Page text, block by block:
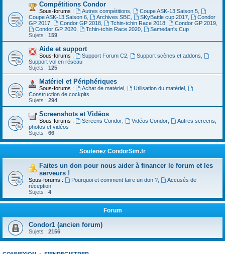
Compétitions Condor
Sous-forums : Autres compétitions Coupe ASK-13 Saison 5,
Coupe ASK-13 Saison 6
Archives SBC, SKyBattle cup 2017,
Condor
GP 2017
Condor GP 2018, Tchin-tchin Race 2018, Condor GP 2019,
Condor GP 2020, Tchin-tchin Race 2020,
Samedan's Cup
Sujets : 159
Aide et support
Sous-forums : Support Forum C2, Support scènes et addons
Support vol en réseau
Sujets : 125
Matériel et Périphériques
Sous-forums : Achat de matériel, Utilisation du matériel,
Construction de cockpits
Sujets : 294
Screenshots et Vidéos
Sous-forums : Screens Condor, Vidéos Condor,
Autres screens,
photos et vidéos
Sujets : 66
Soutenez CondorSim.fr
Faites un don pour nous aider à financer le forum et les
serveurs !
Sous-forums : Pourquoi et comment faire un don ?,
Accusés de
réception
Sujets : 4
Forum
Condor1 (ancien forum)
Sujets : 2156